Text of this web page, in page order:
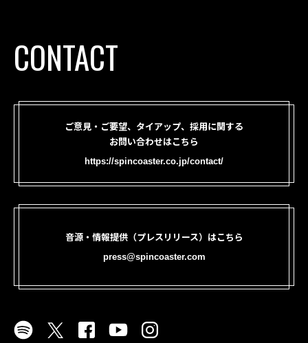
CONTACT
ご意見・ご要望、タイアップ、採用に関する
お問い合わせはこちら
https://spincoaster.co.jp/contact/
音源・情報提供（プレスリリース）はこちら
press@spincoaster.com